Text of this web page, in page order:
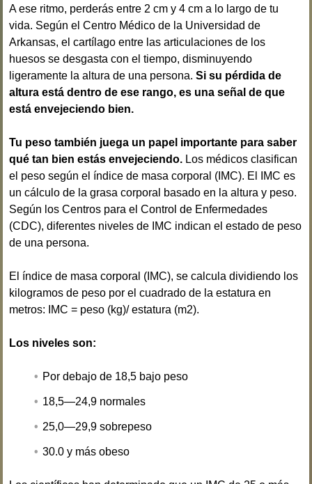
A ese ritmo, perderás entre 2 cm y 4 cm a lo largo de tu
vida. Según el Centro Médico de la Universidad de
Arkansas, el cartílago entre las articulaciones de los
huesos se desgasta con el tiempo, disminuyendo
ligeramente la altura de una persona.Si su pérdida de
altura está dentro de ese rango, es una señal de que
está envejeciendo bien.
Tu peso también juega un papel importante para saber
qué tan bien estás envejeciendo. Los médicos clasifican
el peso según el índice de masa corporal (IMC). El IMC es
un cálculo de la grasa corporal basado en la altura y peso.
Según los Centros para el Control de Enfermedades
(CDC), diferentes niveles de IMC indican el estado de peso
de una persona.
El índice de masa corporal (IMC), se calcula dividiendo los
kilogramos de peso por el cuadrado de la estatura en
metros: IMC = peso (kg)/ estatura (m2).
Los niveles son:
Por debajo de 18,5 bajo peso
18,5—24,9 normales
25,0—29,9 sobrepeso
30.0 y más obeso